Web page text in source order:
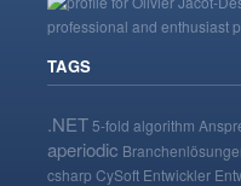
TAGS
.NET 5-fold algorithm
aperiodic
csharp CySoft Entwickler